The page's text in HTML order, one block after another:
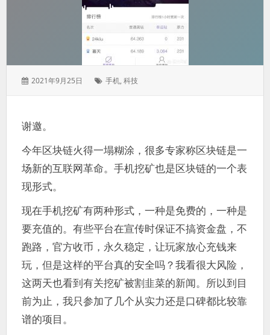
发
2021年9月25日
标
手机,科技
谢邀。
今年区块链火得一塌糊涂，很多专家称区块链是一
场新的互联网革命。手机挖矿也是区块链的一个表
现形式。
现在手机挖矿有两种形式，一种是免费的，一种是
要充值的。有些平台在宣传时保证不搞资金盘，不
跑路，官方收币，永久稳定，让玩家放心充钱来
玩，但是这样的平台真的安全吗？我看很大风险，
这两天也看到有关挖矿被割韭菜的新闻。所以到目
前为止，我只参加了几个从实力还是口碑都比较靠
谱的项目。